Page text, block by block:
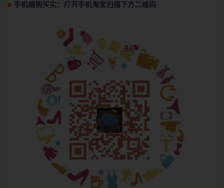
手机端购买实：打开手机淘宝扫描下方二维码